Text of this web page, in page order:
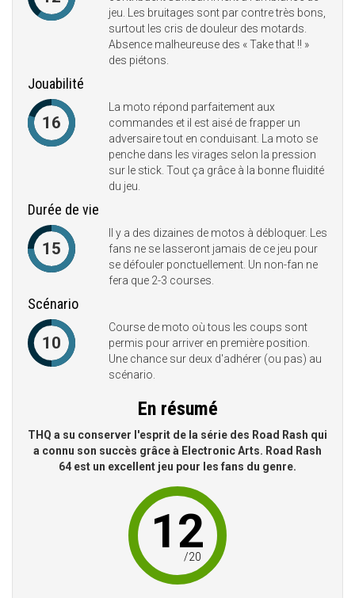
jeu. Les bruitages sont par contre très bons,
surtout les cris de douleur des motards.
Absence malheureuse des « Take that !! »
des piétons.
Jouabilité
16
La moto répond parfaitement aux
commandes et il est aisé de frapper un
adversaire tout en conduisant. La moto se
penche dans les virages selon la pression
sur le stick. Tout ça grâce à la bonne fluidité
du jeu.
Durée de vie
15
Il y a des dizaines de motos à débloquer. Les
fans ne se lasseront jamais de ce jeu pour
se défouler ponctuellement. Un non-fan ne
fera que 2-3 courses.
Scénario
10
Course de moto où tous les coups sont
permis pour arriver en première position.
Une chance sur deux d'adhérer (ou pas) au
scénario.
En résumé
THQ a su conserver l'esprit de la série des Road Rash qui
a connu son succès grâce à Electronic Arts. Road Rash
64 est un excellent jeu pour les fans du genre.
12
/20